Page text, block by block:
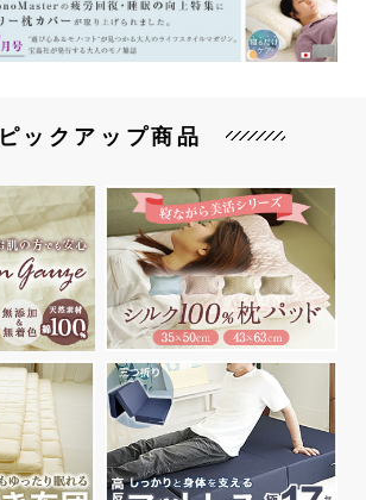
ピックアップ商品